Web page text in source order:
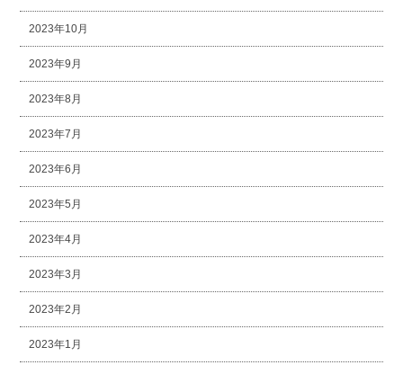
2023年10月
2023年9月
2023年8月
2023年7月
2023年6月
2023年5月
2023年4月
2023年3月
2023年2月
2023年1月